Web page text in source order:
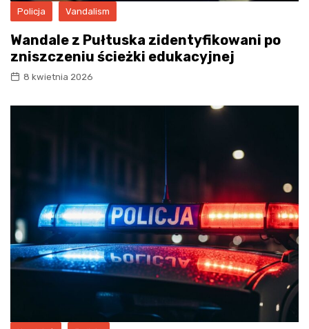
Policja Vandalism
Wandale z Pułtuska zidentyfikowani po
zniszczeniu ścieżki edukacyjnej
8 kwietnia 2026